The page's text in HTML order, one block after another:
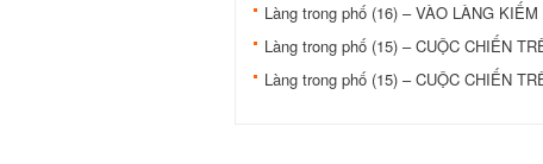
Làng trong phố (16) – VÀO LÀNG KIẾM
Làng trong phố (15) – CUỘC CHIẾN
Làng trong phố (15) – CUỘC CHIẾN